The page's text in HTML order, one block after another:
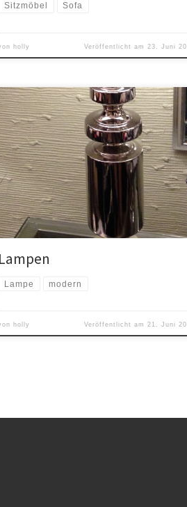
Sitzmöbel Sofa
holly Veröffentlicht am 23. Juni
Lampen
Lampe modern
holly Veröffentlicht am 21. Juni